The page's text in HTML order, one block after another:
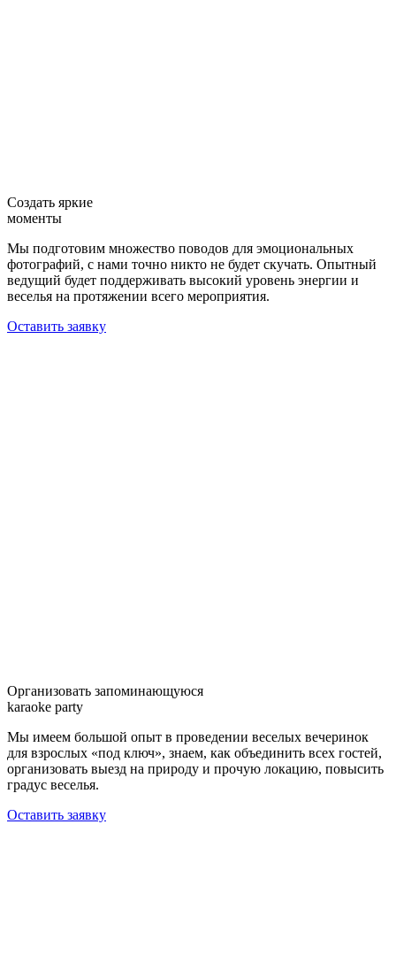
Создать яркие
моменты
Мы подготовим множество поводов для эмоциональных
фотографий, с нами точно никто не будет скучать. Опытный
ведущий будет поддерживать высокий уровень энергии и
веселья на протяжении всего мероприятия.
Оставить заявку
Организовать запоминающуюся
karaoke party
Мы имеем большой опыт в проведении веселых вечеринок
для взрослых «под ключ», знаем, как объединить всех гостей,
организовать выезд на природу и прочую локацию, повысить
градус веселья.
Оставить заявку